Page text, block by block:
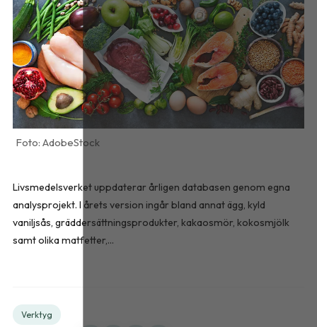
AdobeStock
Livsmedelsverket uppdaterar årligen databasen genom egna
analysprojekt. I årets version ingår bland annat ägg, kyld
vaniljsås, gräddersättningsprodukter, kakaosmör, kokosmjölk
samt olika matfetter,...
Verktyg